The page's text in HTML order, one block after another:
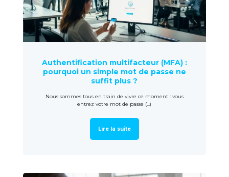
Authentification multifacteur (MFA) :
pourquoi un simple mot de passe ne
suffit plus ?
Nous sommes tous en train de vivre ce moment : vous
entrez votre mot de passe (...)
Lire la suite